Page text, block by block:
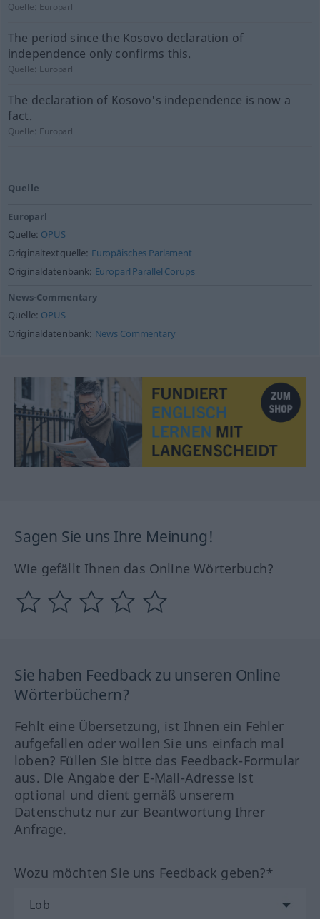
Quelle: Europarl
The period since the Kosovo declaration of
independence only confirms this.
Quelle: Europarl
The declaration of Kosovo's independence is now a
fact.
Quelle: Europarl
Quelle
Europarl
Quelle: OPUS
Originaltextquelle: Europäisches Parlament
Originaldatenbank: Europarl Parallel Corups
News-Commentary
Quelle: OPUS
Originaldatenbank: News Commentary
Sagen Sie uns Ihre Meinung!
Wie gefällt Ihnen das Online Wörterbuch?
Sie haben Feedback zu unseren Online
Wörterbüchern?
Fehlt eine Übersetzung, ist Ihnen ein Fehler
aufgefallen oder wollen Sie uns einfach mal
loben? Füllen Sie bitte das Feedback-Formular
aus. Die Angabe der E-Mail-Adresse ist
optional und dient gemäß unserem
Datenschutz nur zur Beantwortung Ihrer
Anfrage.
Wozu möchten Sie uns Feedback geben?*